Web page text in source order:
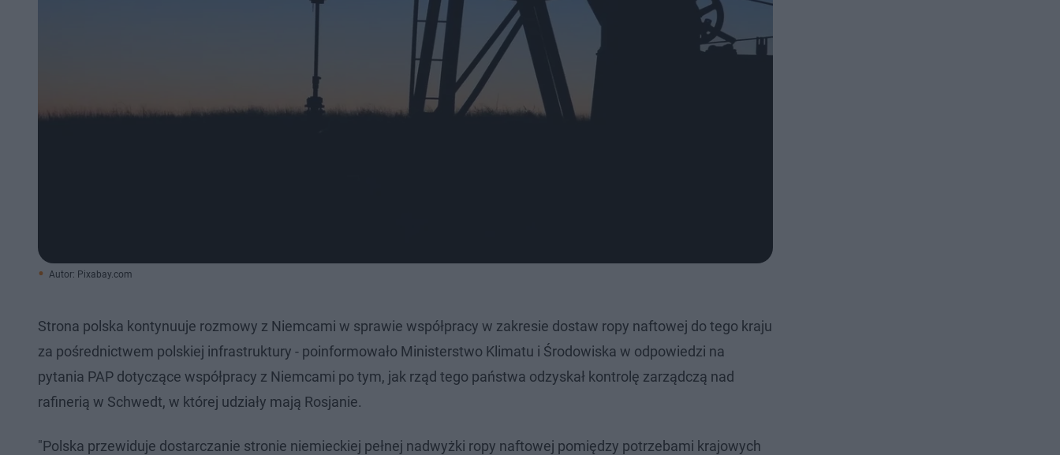
Autor: Pixabay.com
Strona polska kontynuuje rozmowy z Niemcami w sprawie współpracy w zakresie dostaw ropy naftowej do tego kraju
za pośrednictwem polskiej infrastruktury - poinformowało Ministerstwo Klimatu i Środowiska w odpowiedzi na
pytania PAP dotyczące współpracy z Niemcami po tym, jak rząd tego państwa odzyskał kontrolę zarządczą nad
rafinerią w Schwedt, w której udziały mają Rosjanie.
"Polska przewiduje dostarczanie stronie niemieckiej pełnej nadwyżki ropy naftowej pomiędzy potrzebami krajowych